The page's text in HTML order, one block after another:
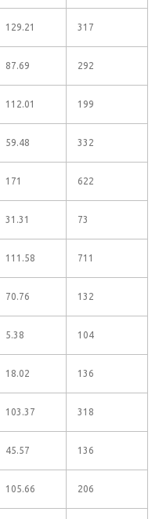
129.21 317
87.69 292
112.01 199
59.48 332
171 622
31.31 73
111.58 711
70.76 132
5.38 104
18.02 136
103.37 318
45.57 136
105.66 206